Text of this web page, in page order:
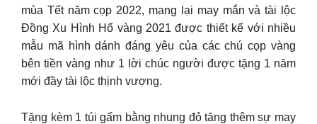
mùa Tết năm cọp 2022, mang lại may mắn và tài lộc
Đồng Xu Hình Hổ vàng 2021 được thiết kế với nhiều
mẫu mã hình dánh đáng yêu của các chú cọp vàng
bên tiền vàng như 1 lời chúc người được tặng 1 năm
mới đầy tài lộc thịnh vượng.
Tặng kèm 1 túi gấm bằng nhung đỏ tăng thêm sự may